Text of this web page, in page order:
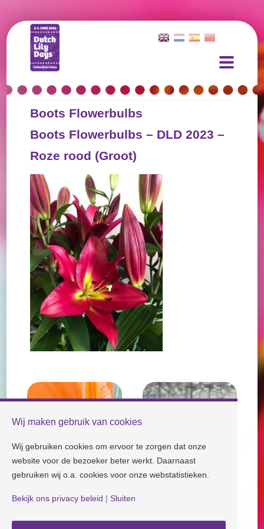
Boots Flowerbulbs
Boots Flowerbulbs – DLD 2023 –
Roze rood (Groot)
Check our socials and stay tuned!
Wij maken gebruik van cookies
Wij gebruiken cookies om ervoor te zorgen dat onze
website voor de bezoeker beter werkt. Daarnaast
gebruiken wij o.a. cookies voor onze webstatistieken.
Bekijk ons privacy beleid | Sluiten